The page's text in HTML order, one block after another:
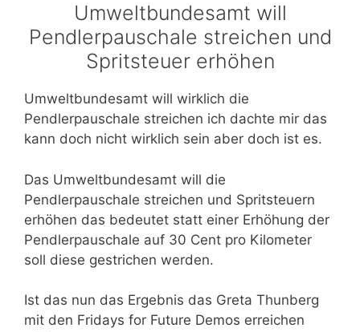
Umweltbundesamt will
Pendlerpauschale streichen und
Spritsteuer erhöhen
Umweltbundesamt will wirklich die
Pendlerpauschale streichen ich dachte mir das
kann doch nicht wirklich sein aber doch ist es.
Das Umweltbundesamt will die
Pendlerpauschale streichen und Spritsteuern
erhöhen das bedeutet statt einer Erhöhung der
Pendlerpauschale auf 30 Cent pro Kilometer
soll diese gestrichen werden.
Ist das nun das Ergebnis das Greta Thunberg
mit den Fridays for Future Demos erreichen